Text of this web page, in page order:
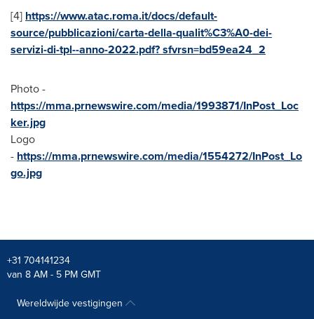
[4] https://www.atac.roma.it/docs/default-
source/pubblicazioni/carta-della-qualit%C3%A0-dei-
servizi-di-tpl--anno-2022.pdf? sfvrsn=bd59ea24_2
Photo -
https://mma.prnewswire.com/media/1993871/InPost_Loc
ker.jpg
Logo
- https://mma.prnewswire.com/media/1554272/InPost_Lo
go.jpg
+31 704141234
van 8 AM - 5 PM GMT
Wereldwijde vestigingen